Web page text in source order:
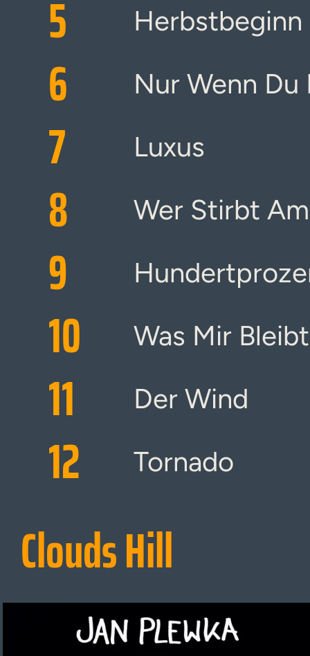
5 Herbstbeginn
6 Nur Wenn Du
7 Luxus
8 Wer Stirbt
9
10 Was Mir Bleibt
11 Der Wind
12 Tornado
Clouds Hill